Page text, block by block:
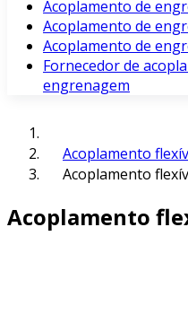
Acoplamento de
Acoplamento de
Acoplamento de
Fornecedor de
engrenagem
Acoplamento
Acoplamento
Acoplamento